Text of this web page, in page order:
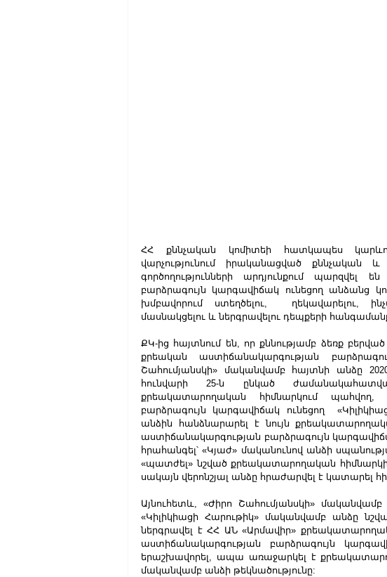
ՀՀ քննչական կոմիտեի հատկապես
վարչությունում իրականացված
գործողությունների արդյունքում պարզվել
բարձրագույն կարգավիճակ ունեցող անձանց
խմբավորում ստեղծելու,  ղեկավարելու,
մասնակցելու և ներգրավելու դեպքերի
ՔԿ-ից հայտնում են, որ քննությամբ ձեռք
քրեական աստիճանակարգության
Շահումյանսկի» մականվամբ հայտնի անձը
հունվարի 25-ն ընկած
քրեակատարողական հիմնարկում պահվող,
բարձրագույն կարգավիճակ ունեցող
անձին հանձնարարել է նույն
աստիճանակարգության բարձրագույն
հրահանգել՝ «Կյաժ» մականունով անձի
«պատժել» նշված քրեակատարողական
սակայն վերոնշյալ անձը հրաժարվել է կատարել
Այնուհետև, «Ժիրո Շահումյանսկի»
«Կիլիկիացի Հարութիկ» մականվամբ անձը
ներգրավել է ՀՀ ԱՆ «Արմավիր»
աստիճանակարգության բարձրագույն
երաշխավորել, ապա առաջարկել է
մականվամբ անձի թեկնածությունը: